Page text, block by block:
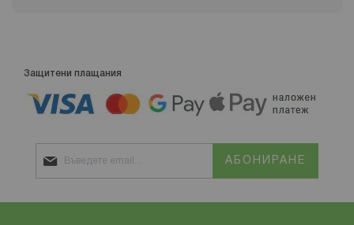
Защитени плащания
АБОНИРАНЕ